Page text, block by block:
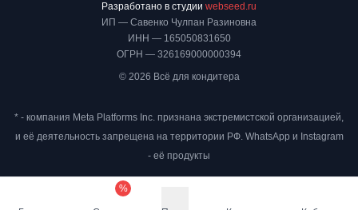
ИП — Савенко Чулпан Разиновна
ИНН — 165050831650
ОГРН — 326169000000394
© 2026 Всё для кондитера
Разработано в студии webseed.ru
* - компания Meta Platforms Inc. признана экстремистской организацией,
и её деятельность запрещена на территории РФ. WhatsApp и Instagram
- её продукты
%